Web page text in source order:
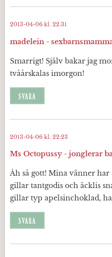
madelein -
2013-04-06 kl. 22:31
Smarrigt! Själv bakar jag
tvåårskalas imorgon!
SVARA
Ms Octopussy - jonglerar
2013-04-06 kl. 22:23
Åh så gott! Mina vänner har
gillar tantgodis och äcklis
gillar typ apelsinchoklad,
SVARA